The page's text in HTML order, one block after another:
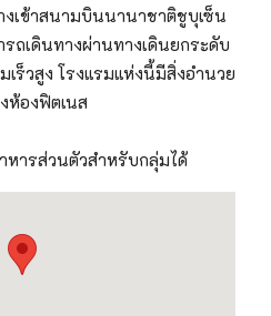
เข้าสนามบินนานาชาติชูบุเซ็น
ถเดินทางผ่านทางเดินยกระดับ
เร็วสูง โรงแรมแห่งนี้มีสิ่งอำนวย
ห้องฟิตเนส
หารส่วนตัวสำหรับกลุ่มได้